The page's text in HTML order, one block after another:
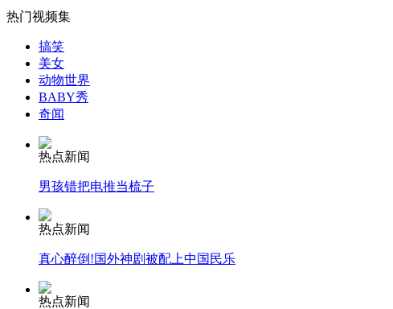
外交部：有关国家言论片面不公正
安徽一实载49人客车翻车
走！跟着总书记去植树
消防员救轻生者
热门视频集
搞笑
美女
动物世界
BABY秀
奇闻
热点新闻
男孩错把电推当梳子
热点新闻
真心醉倒!国外神剧被配上中国民乐
热点新闻